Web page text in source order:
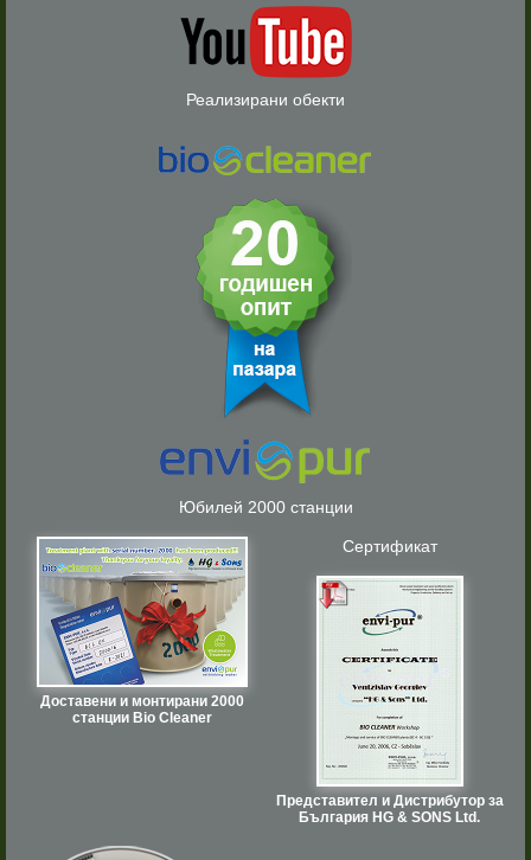
Реализирани обекти
Юбилей 2000 станции
Доставени и монтирани 2000
станции Bio Cleaner
Сертификат
Представител и Дистрибутор за
България HG & SONS Ltd.